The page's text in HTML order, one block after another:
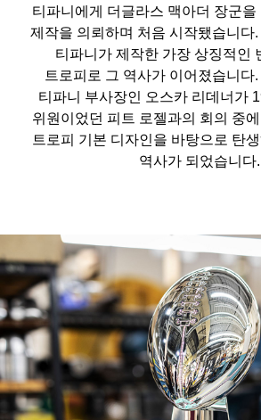
티파니에게 더글라스 맥아더 장군
제작을 의뢰하며 처음 시작됐습니다
티파니가 제작한 가장 상징적인
트로피로 그 역사가 이어졌습니다
티파니 부사장인 오스카 리데너가
위원이었던 피트 로젤과의 회의 중
트로피 기본 디자인을 바탕으로 탄
역사가 되었습니다.